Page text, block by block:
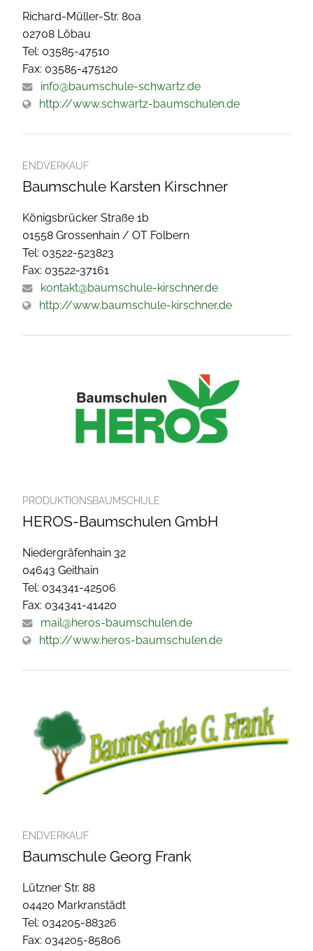
Richard-Müller-Str. 80a
02708 Löbau
Tel: 03585-47510
Fax: 03585-475120
info@baumschule-schwartz.de
http://www.schwartz-baumschulen.de
ENDVERKAUF
Baumschule Karsten Kirschner
Königsbrücker Straße 1b
01558 Grossenhain / OT Folbern
Tel: 03522-523823
Fax: 03522-37161
kontakt@baumschule-kirschner.de
http://www.baumschule-kirschner.de
PRODUKTIONSBAUMSCHULE
HEROS-Baumschulen GmbH
Niedergräfenhain 32
04643 Geithain
Tel: 034341-42506
Fax: 034341-41420
mail@heros-baumschulen.de
http://www.heros-baumschulen.de
ENDVERKAUF
Baumschule Georg Frank
Lützner Str. 88
04420 Markranstädt
Tel: 034205-88326
Fax: 034205-85806